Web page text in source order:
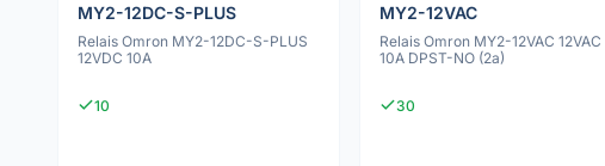
MY2-12DC-S-PLUS
Relais Omron MY2-12DC-S-PLUS
12VDC 10A
10
MY2-12VAC
Relais Omron MY2-12VAC 12VAC
10A DPST-NO (2a)
30